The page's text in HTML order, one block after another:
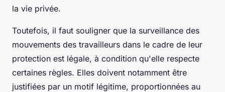
la vie privée.
Toutefois, il faut souligner que la surveillance des
mouvements des travailleurs dans le cadre de leur
protection est légale, à condition qu'elle respecte
certaines règles. Elles doivent notamment être
justifiées par un motif légitime, proportionnées au